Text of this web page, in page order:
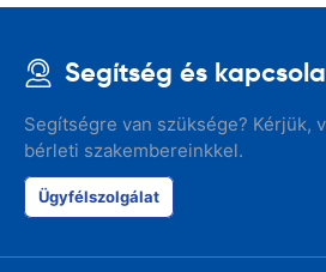
Segítség és
Segítségre van szüksége? Kérjük,
bérleti szakembereinkkel.
Ügyfélszolgálat